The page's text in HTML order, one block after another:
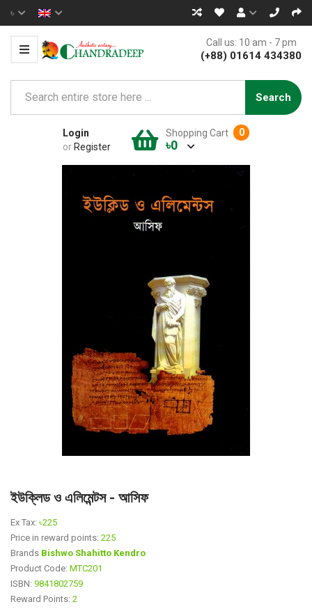
৳
Call us: 10 am - 7 pm
(+88) 01614 434380
Search
Login
or Register
0
Shopping Cart
৳0
ইউক্লিড ও এলিমেন্টস - আসিফ
Ex Tax: ৳225
Price in reward points: 225
Brands Bishwo Shahitto Kendro
Product Code: MTC201
ISBN: 9841802759
Reward Points: 2